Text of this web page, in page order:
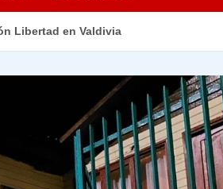
Libertad en Valdivia